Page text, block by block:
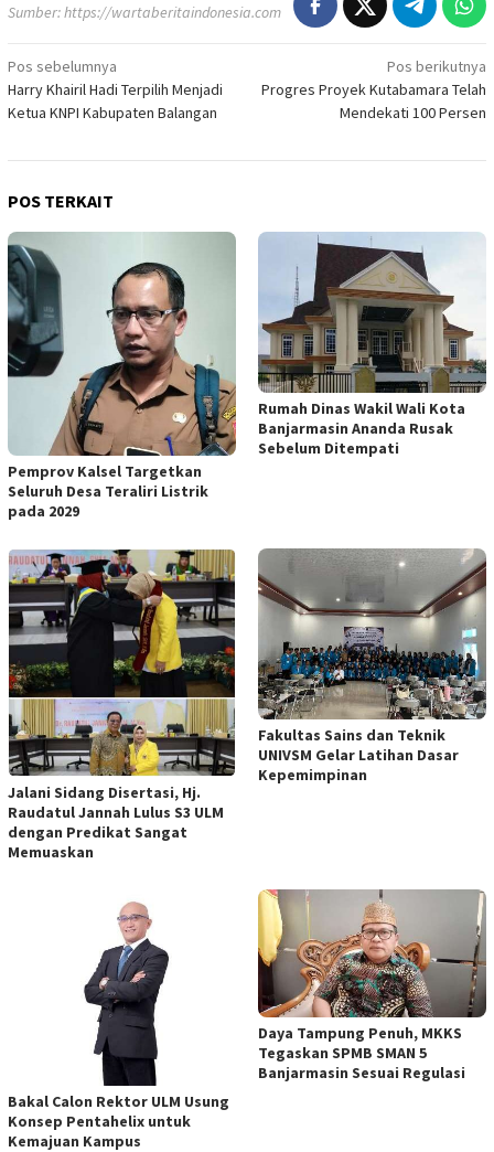
Sumber:https://wartaberitaindonesia.com
Navigasi
pos
Pos sebelumnya
Harry Khairil Hadi Terpilih Menjadi
Ketua KNPI Kabupaten Balangan
Pos berikutnya
Progres Proyek Kutabamara Telah
Mendekati 100 Persen
POS TERKAIT
Pemprov Kalsel Targetkan
Seluruh Desa Teraliri Listrik
pada 2029
Rumah Dinas Wakil Wali Kota
Banjarmasin Ananda Rusak
Sebelum Ditempati
Jalani Sidang Disertasi, Hj.
Raudatul Jannah Lulus S3 ULM
dengan Predikat Sangat
Memuaskan
Fakultas Sains dan Teknik
UNIVSM Gelar Latihan Dasar
Kepemimpinan
Bakal Calon Rektor ULM Usung
Konsep Pentahelix untuk
Kemajuan Kampus
Daya Tampung Penuh, MKKS
Tegaskan SPMB SMAN 5
Banjarmasin Sesuai Regulasi